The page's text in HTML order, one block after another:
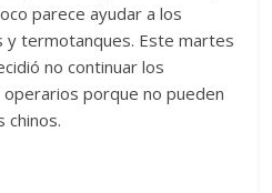
parece ayudar a los
y termotanques. Este martes
no continuar los
porque no pueden
chinos.